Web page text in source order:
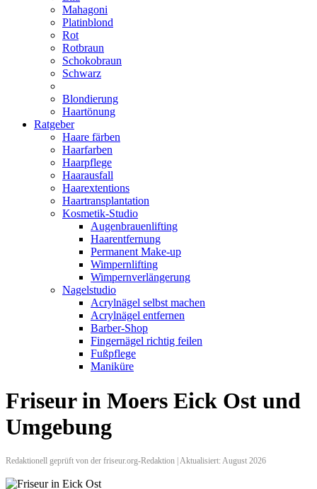
Mahagoni
Platinblond
Rot
Rotbraun
Schokobraun
Schwarz
Blondierung
Haartönung
Ratgeber
Haare färben
Haarfarben
Haarpflege
Haarausfall
Haarextentions
Haartransplantation
Kosmetik-Studio
Augenbrauenlifting
Haarentfernung
Permanent Make-up
Wimpernlifting
Wimpernverlängerung
Nagelstudio
Acrylnägel selbst machen
Acrylnägel entfernen
Barber-Shop
Fingernägel richtig feilen
Fußpflege
Maniküre
Friseur in Moers Eick Ost und
Umgebung
Redaktionell geprüft von der friseur.org-Redaktion | Aktualisiert: August 2026